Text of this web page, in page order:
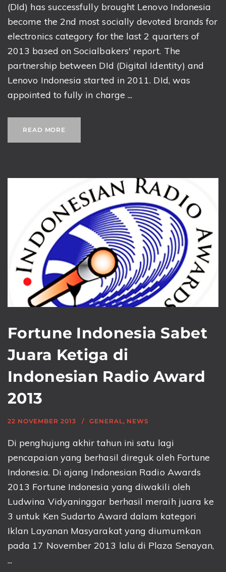
(DId) has successfully brought Lenovo Indonesia
become the 2nd most socially devoted brands for
electronics category for the last 2 quarters of
2013 based on Socialbakers' report. The
partnership between DId (Digital Identity) and
Lenovo Indonesia started in 2011. DId, was
appointed to fully in charge ...
READ MORE
Fortune Indonesia Sabet
Juara Ketiga di
Indonesian Radio Award
2013
22 NOVEMBER 2013 GENERAL, NEWS
Di penghujung akhir tahun ini satu lagi
pencapaian yang berhasil direguk oleh Fortune
Indonesia. Di ajang Indonesian Radio Awards
2013 Fortune Indonesia yang diwakili oleh
Ludwina Vidyaninggar berhasil meraih juara ke
3 untuk Ken Sudarto Award dalam kategori
Iklan Layanan Masyarakat yang diumumkan
pada 17 November 2013 lalu di Plaza Senayan,
...